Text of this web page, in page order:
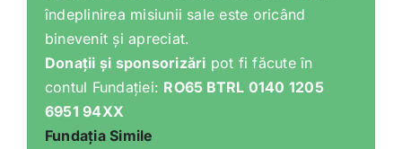
îndeplinirea misiunii sale este oricând
binevenit și apreciat.
Donații și sponsorizări pot fi făcute în
contul Fundației: RO65 BTRL 0140 1205
6951 94XX
Fundația Simile